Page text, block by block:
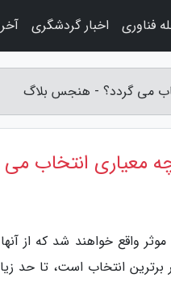
می گردد؟ - هنجس بلاگ
معیاری انتخاب می
واقع خواهند شد که از
برترین انتخاب است، تا حد
فناوری اخبار گردشگری